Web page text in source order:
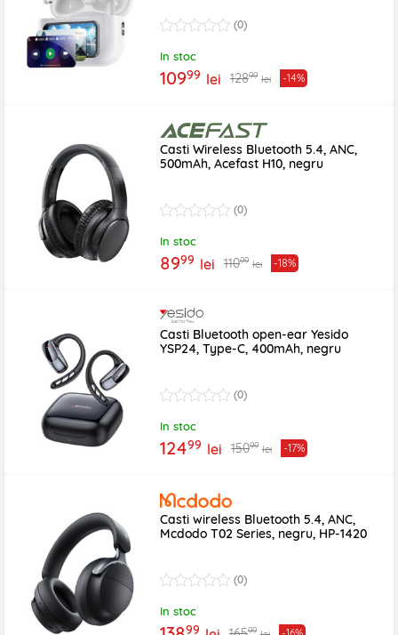
(0)
In stoc
10999 lei 12899 lei -14%
Casti Wireless Bluetooth 5.4, ANC,
500mAh, Acefast H10, negru
(0)
In stoc
8999 lei 11099 lei -18%
Casti Bluetooth open-ear Yesido
YSP24, Type-C, 400mAh, negru
(0)
In stoc
12499 lei 15099 lei -17%
Casti wireless Bluetooth 5.4, ANC,
Mcdodo T02 Series, negru, HP-1420
(0)
In stoc
99 99